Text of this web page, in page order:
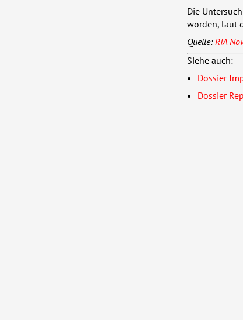
Die
worden, laut
Quelle: RIA
Siehe auch:
Dossier
Dossier